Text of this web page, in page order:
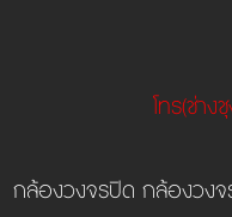
โทร(ช่าง
กล้องวงจรปิด กล้องวง